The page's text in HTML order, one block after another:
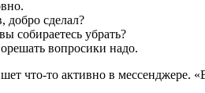
добро сделал?
собираетесь убрать?
вопросики надо.
что-то активно в мессенджере.